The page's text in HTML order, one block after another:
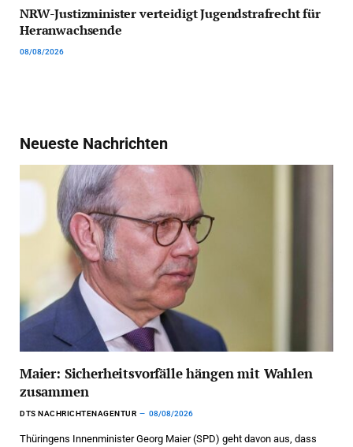
NRW-Justizminister verteidigt Jugendstrafrecht für
Heranwachsende
08/08/2026
Neueste Nachrichten
Maier: Sicherheitsvorfälle hängen mit Wahlen
zusammen
DTS NACHRICHTENAGENTUR 08/08/2026
Thüringens Innenminister Georg Maier (SPD) geht davon aus, dass